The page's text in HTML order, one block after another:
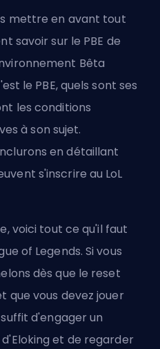
mettre en avant tout
savoir sur le PBE de
Bêta
le PBE, quels sont ses
les conditions
à son sujet.
en détaillant
s'inscrire au LoL
voici tout ce qu'il faut
of Legends. Si vous
dès que le reset
que vous devez jouer
d'engager un
et de regarder